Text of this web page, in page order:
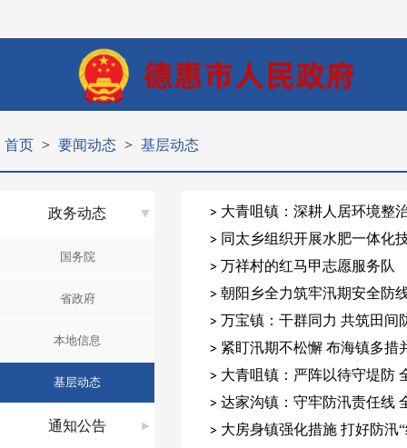
首页 > 要闻动态 > 基层动态
政务动态
国务院
省政府
本地信息
基层动态
通知公告
大青咀镇：深耕人居环境整
同太乡组织开展水肥一体化
万祥村的红马甲志愿服务队
朝阳乡全力筑牢汛期安全防
万宝镇：干群同力 共筑田间
紧盯汛期不松懈 布海镇多措
大青咀镇：严阵以待守堤防
达家沟镇：守牢防汛责任线
大房身镇强化措施 打好防汛